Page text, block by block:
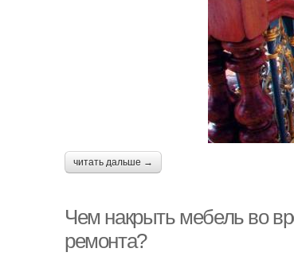
читать дальше →
Чем накрыть мебель во
ремонта?